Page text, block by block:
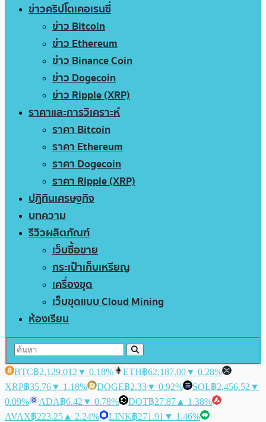
ข่าวคริปโตเคอเรนซี่
ข่าว Bitcoin
ข่าว Ethereum
ข่าว Binance Coin
ข่าว Dogecoin
ข่าว Ripple (XRP)
ราคาและการวิเคราะห์
ราคา Bitcoin
ราคา Ethereum
ราคา Dogecoin
ราคา Ripple (XRP)
ปฏิทินเศรษฐกิจ
บทความ
รีวิวผลิตภัณฑ์
เว็บซื้อขาย
กระเป๋าเก็บเหรียญ
เครื่องขุด
เว็บขุดแบบ Cloud Mining
ห้องเรียน
BTC฿2,129,012 ▼ 0.18% ETH฿62,187.00▼ 0.28%
XRP฿35.76▼ 1.18% DOGE฿2.33▼ 0.92% SOL฿2,456.52 ▼
0.09%
ADA฿6.42 ▼ 0.78% DOT฿27.87 ▲ 1.38%
AVAX฿223.25 ▲ 2.24% LINK฿271.91 ▼ 1.46%